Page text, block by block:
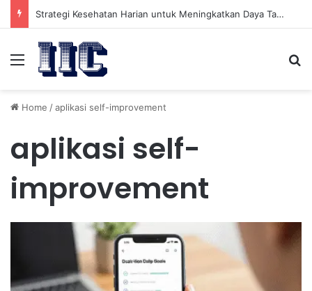
Strategi Kesehatan Harian untuk Meningkatkan Daya Tahan Tubuh dalam Beraktivitas
Menu
Home /aplikasi self-improvement
aplikasi self-
improvement